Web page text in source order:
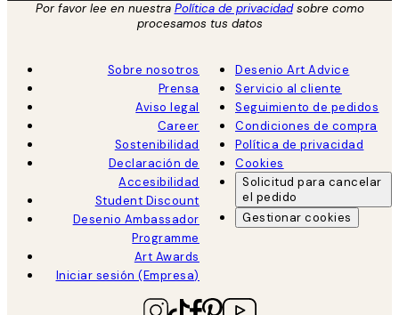
Por favor lee en nuestra Política de privacidadsobre como
procesamos tus datos
Sobre nosotros
Prensa
Aviso legal
Career
Sostenibilidad
Declaración de
Accesibilidad
Student Discount
Desenio Ambassador
Programme
Art Awards
Iniciar sesión (Empresa)
Desenio Art Advice
Servicio al cliente
Seguimiento de pedidos
Condiciones de compra
Política de privacidad
Cookies
Solicitud para cancelar
el pedido
Gestionar cookies